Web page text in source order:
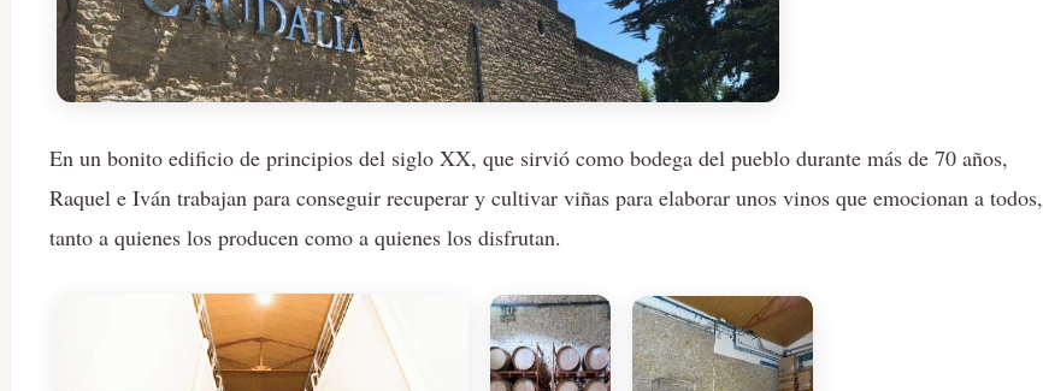
En un bonito edificio de principios del siglo XX, que sirvió como bodega del pueblo durante más de 70 años,
Raquel e Iván trabajan para conseguir recuperar y cultivar viñas para elaborar unos vinos que emocionan a todos,
tanto a quienes los producen como a quienes los disfrutan.